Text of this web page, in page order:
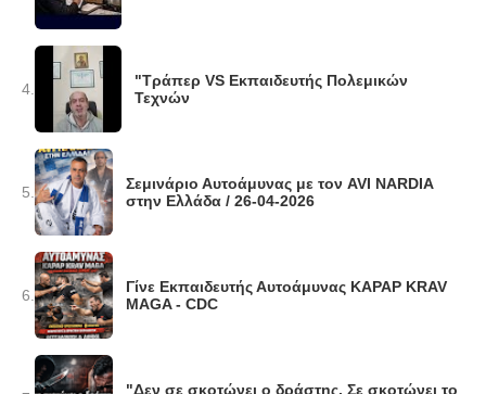
4.
"Τράπερ VS Εκπαιδευτής Πολεμικών
Τεχνών
5.
Σεμινάριο Αυτοάμυνας με τον AVI NARDIA
στην Ελλάδα / 26-04-2026
6.
Γίνε Εκπαιδευτής Αυτοάμυνας KAPAP KRAV
MAGA - CDC
"Δεν σε σκοτώνει ο δράστης. Σε σκοτώνει το